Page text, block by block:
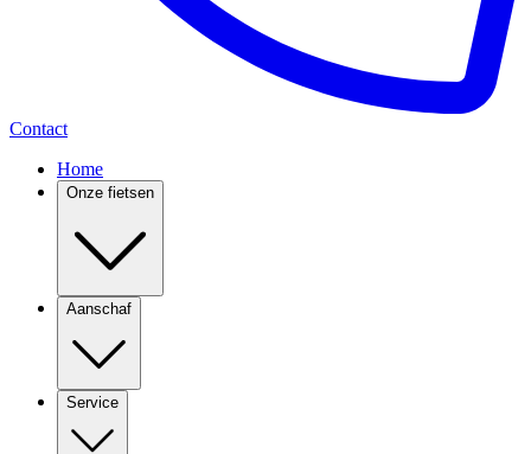
Contact
Home
Onze fietsen
Aanschaf
Service